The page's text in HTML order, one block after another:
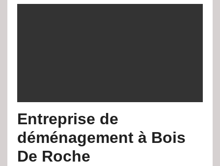
Entreprise de
déménagement à Bois
De Roche